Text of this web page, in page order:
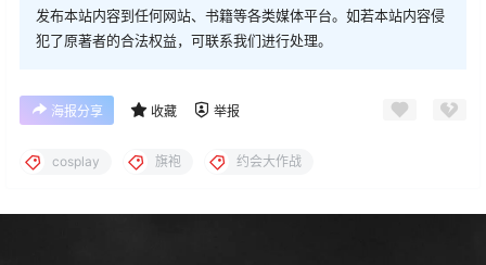
发布本站内容到任何网站、书籍等各类媒体平台。如若本站内容侵
犯了原著者的合法权益，可联系我们进行处理。
海报分享 收藏 举报
cosplay 旗袍 约会大作战